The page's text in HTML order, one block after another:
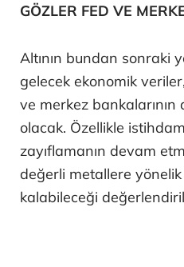
GÖZLER FED VE
Altının bundan sonraki
gelecek ekonomik
ve merkez bankalarının
olacak. Özellikle
zayıflamanın devam
değerli metallere
kalabileceği